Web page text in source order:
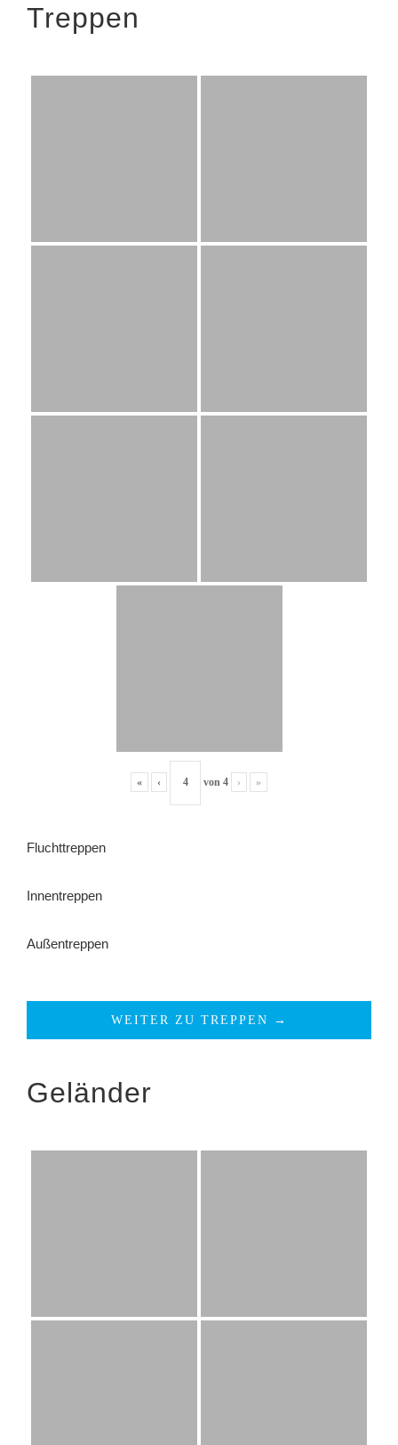
Treppen
« ‹ von 4 › »
Fluchttreppen
Innentreppen
Außentreppen
WEITER ZU TREPPEN →
Geländer